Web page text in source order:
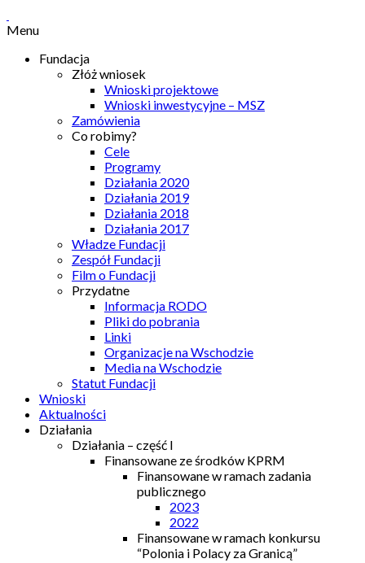
Menu
Fundacja
Złóż wniosek
Wnioski projektowe
Wnioski inwestycyjne – MSZ
Zamówienia
Co robimy?
Cele
Programy
Działania 2020
Działania 2019
Działania 2018
Działania 2017
Władze Fundacji
Zespół Fundacji
Film o Fundacji
Przydatne
Informacja RODO
Pliki do pobrania
Linki
Organizacje na Wschodzie
Media na Wschodzie
Statut Fundacji
Wnioski
Aktualności
Działania
Działania – część I
Finansowane ze środków KPRM
Finansowane w ramach zadania
publicznego
2023
2022
Finansowane w ramach konkursu
“Polonia i Polacy za Granicą”